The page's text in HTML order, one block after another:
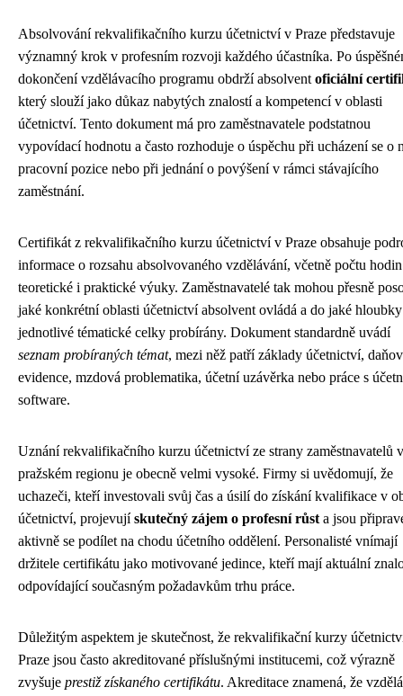
Absolvování rekvalifikačního kurzu účetnictví v Praze představuje
významný krok v profesním rozvoji každého účastníka. Po
dokončení vzdělávacího programu obdrží absolvent oficiální
který slouží jako důkaz nabytých znalostí a kompetencí v oblasti
účetnictví. Tento dokument má pro zaměstnavatele podstatnou
vypovídací hodnotu a často rozhoduje o úspěchu při ucházení se o
pracovní pozice nebo při jednání o povýšení v rámci stávajícího
zaměstnání.
Certifikát z rekvalifikačního kurzu účetnictví v Praze obsahuje
informace o rozsahu absolvovaného vzdělávání, včetně počtu hodin
teoretické i praktické výuky. Zaměstnavatelé tak mohou přesně
jaké konkrétní oblasti účetnictví absolvent ovládá a do jaké
jednotlivé tématické celky probírány. Dokument standardně uvádí
seznam probíraných témat, mezi něž patří základy účetnictví,
evidence, mzdová problematika, účetní uzávěrka nebo práce s
software.
Uznání rekvalifikačního kurzu účetnictví ze strany zaměstnavatelů v
pražském regionu je obecně velmi vysoké. Firmy si uvědomují, že
uchazeči, kteří investovali svůj čas a úsilí do získání kvalifikace v
účetnictví, projevujískutečný zájem o profesní růst a jsou
aktivně se podílet na chodu účetního oddělení. Personalisté vnímají
držitele certifikátu jako motivované jedince, kteří mají aktuální
odpovídající současným požadavkům trhu práce.
Důležitým aspektem je skutečnost, že rekvalifikační kurzy
Praze jsou často akreditované příslušnými institucemi, což výrazně
zvyšuje prestiž získaného certifikátu. Akreditace znamená, že